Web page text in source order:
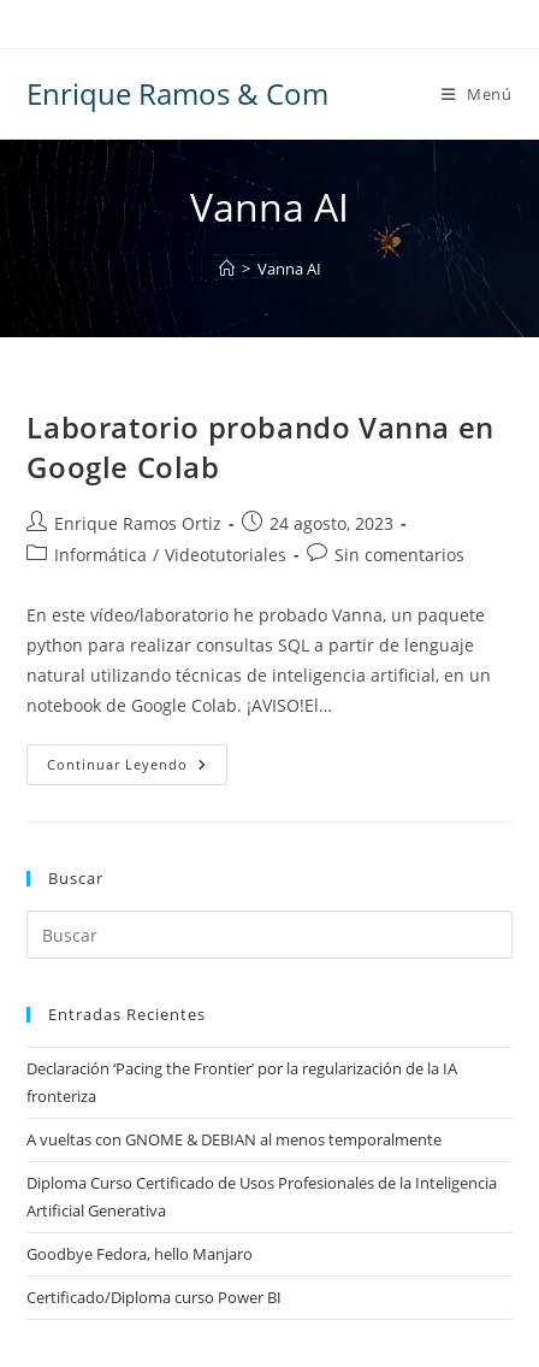
Enrique Ramos & Com Menú
Vanna AI
> Vanna AI
Laboratorio probando Vanna en
Google Colab
Autor
de
Enrique Ramos Ortiz
Publicación
de
24 agosto, 2023
Categoría
la
entrada:
Informática / Videotutoriales
Comentarios
la
entrada:
Sin comentarios
En este vídeo/laboratorio he probado Vanna, un paquete
python para realizar consultas SQL a partir de lenguaje
natural utilizando técnicas de inteligencia artificial, en un
notebook de Google Colab. ¡AVISO!El…
Continuar Leyendo Laboratorio
Probando
Buscar
Entradas Recientes
Declaración ‘Pacing the Frontier’ por la regularización de la IA
fronteriza
A vueltas con GNOME & DEBIAN al menos temporalmente
Diploma Curso Certificado de Usos Profesionales de la Inteligencia
Artificial Generativa
Goodbye Fedora, hello Manjaro
Certificado/Diploma curso Power BI